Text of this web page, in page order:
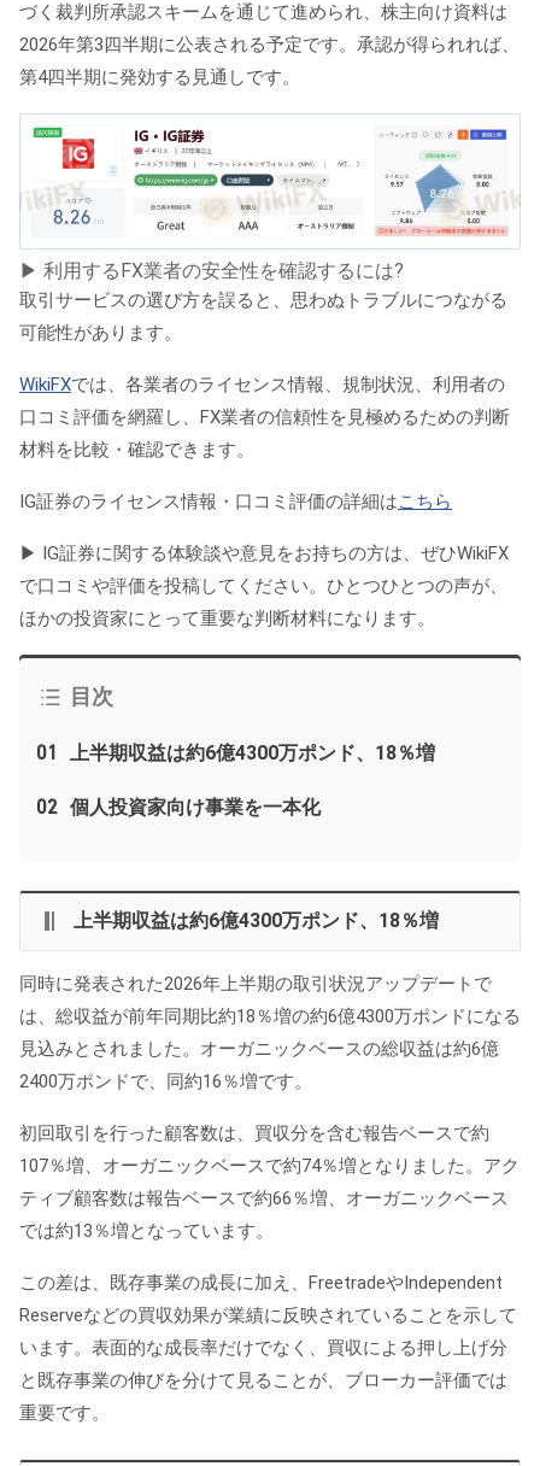
づく裁判所承認スキームを通じて進められ、株主向け資料は
2026年第3四半期に公表される予定です。承認が得られれば、
第4四半期に発効する見通しです。
▶ 利用するFX業者の安全性を確認するには?
取引サービスの選び方を誤ると、 思わぬトラブルにつながる
可能性があります。
WikiFXでは、各業者のライセンス情報、規制状況、利用者の
口コミ評価を網羅し、 FX業者の信頼性を見極めるための判断
材料を比較・確認できます。
IG証券のライセンス情報・口コミ評価の詳細はこちら
▶ IG証券に関する体験談や意見をお持ちの方は、ぜひWikiFX
で口コミや評価を投稿してください。ひとつひとつの声が、
ほかの投資家にとって重要な判断材料になります。
目次
01 上半期収益は約6億4300万ポンド、18％増
02 個人投資家向け事業を一本化
上半期収益は約6億4300万ポンド、18％増
同時に発表された2026年上半期の取引状況アップデートで
は、総収益が前年同期比約18％増の約6億4300万ポンドになる
見込みとされました。オーガニックベースの総収益は約6億
2400万ポンドで、同約16％増です。
初回取引を行った顧客数は、買収分を含む報告ベースで約
107％増、オーガニックベースで約74％増となりました。アク
ティブ顧客数は報告ベースで約66％増、オーガニックベース
では約13％増となっています。
この差は、既存事業の成長に加え、FreetradeやIndependent
Reserveなどの買収効果が業績に反映されていることを示して
います。表面的な成長率だけでなく、買収による押し上げ分
と既存事業の伸びを分けて見ることが、ブローカー評価では
重要です。